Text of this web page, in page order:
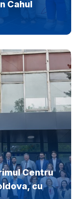
Cahul
Centru
cu